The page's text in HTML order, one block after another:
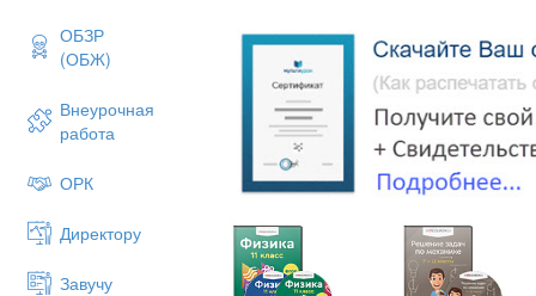
ОБЗР
(ОБЖ)
Внеурочная
работа
ОРК
Директору
Завучу
Чистый воздух
Исследовательская работа для